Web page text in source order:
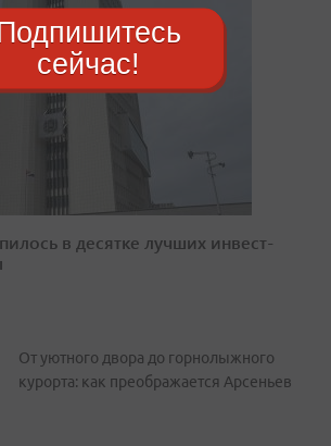
в десятке лучших инвест-
От уютного двора до горнолыжного
курорта: как преображается Арсеньев
сейчас!